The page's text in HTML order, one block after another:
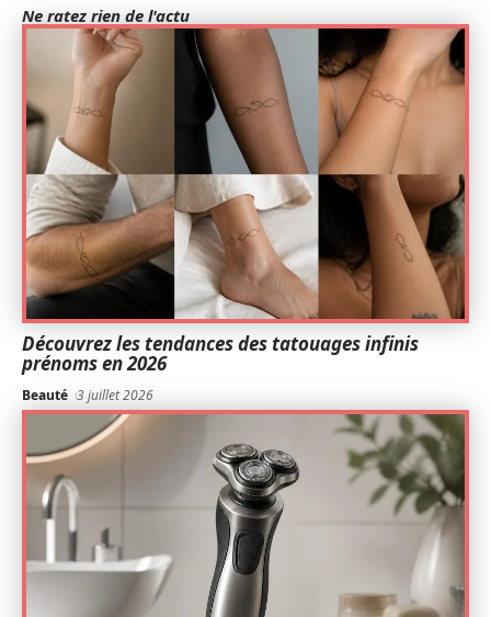
Ne ratez rien de l'actu
Découvrez les tendances des tatouages infinis
prénoms en 2026
Beauté 3 juillet 2026